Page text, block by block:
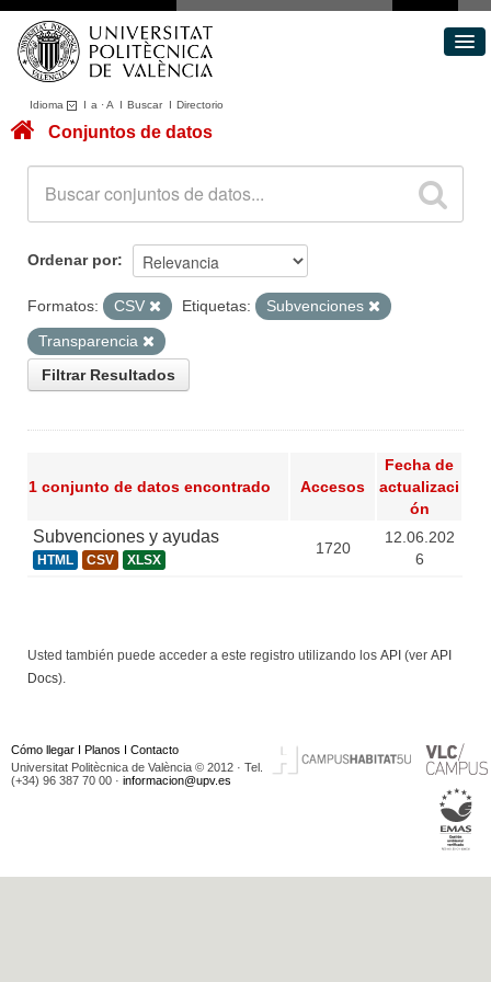
Idioma I a ·A I BuscarI Directorio
Conjuntos de datos
Acerca de
Portal de Transparencia
Conjuntos de datos
Ordenar por
Formatos: CSV Etiquetas:
Subvenciones
Transparencia
Filtrar Resultados
1 conjunto de datos encontrado Accesos
Fecha de
actualizaci
ón
Subvenciones y ayudas
HTML CSV XLSX
1720
12.06.202
6
Usted también puede acceder a este registro utilizando los API (ver API
Docs).
Cómo llegar I Planos I Contacto
Universitat Politècnica de València © 2012 · Tel.
(+34) 96 387 70 00 · informacion@upv.es